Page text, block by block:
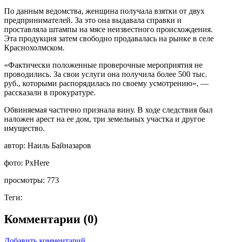
По данным ведомства, женщина получала взятки от двух
предпринимателей. За это она выдавала справки и
проставляла штампы на мясе неизвестного происхождения.
Эта продукция затем свободно продавалась на рынке в селе
Краснохолмском.
«Фактически положенные проверочные мероприятия не
проводились. За свои услуги она получила более 500 тыс.
руб., которыми распорядилась по своему усмотрению», —
рассказали в прокуратуре.
Обвиняемая частично признала вину. В ходе следствия был
наложен арест на ее дом, три земельных участка и другое
имущество.
автор: Наиль Байназаров
фото: PxHere
просмотры: 773
Теги:
Комментарии (0)